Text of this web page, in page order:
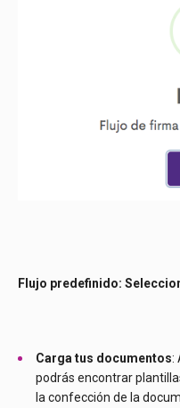
Flujo predefinido:
Carga tus documentos:
podrás encontrar
la confección de la